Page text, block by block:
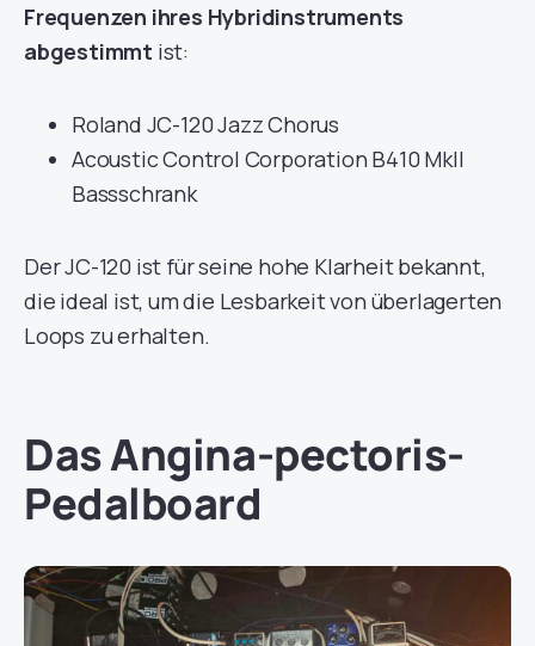
Frequenzen ihres Hybridinstruments
abgestimmt ist:
Roland JC-120 Jazz Chorus
Acoustic Control Corporation B410 MkII
Bassschrank
Der JC-120 ist für seine hohe Klarheit bekannt,
die ideal ist, um die Lesbarkeit von überlagerten
Loops zu erhalten.
Das Angina-pectoris-
Pedalboard